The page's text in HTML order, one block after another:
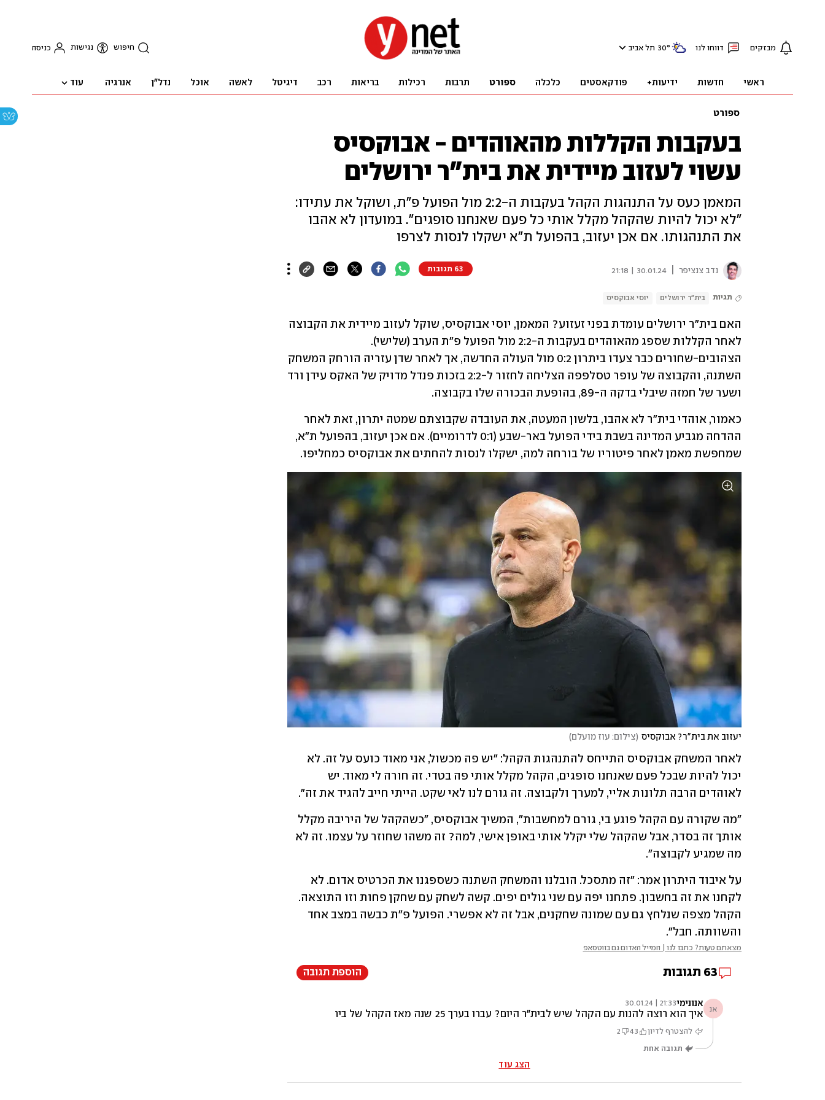
מבזקים דווחו לנו 30° תל אביב חיפוש נגישות כניסה
ראשי חדשות ידיעות+ פודקאסטים כלכלה ספורט תרבות רכילות בריאות רכב דיגיטל לאשה אוכל נדל"ן אנרגיה עוד
ספורט
בעקבות הקללות מהאוהדים - אבוקסיס
עשוי לעזוב מיידית את בית"ר ירושלים
המאמן כעס על התנהגות הקהל בעקבות ה-2:2 מול הפועל פ"ת, ושוקל את עתידו:
"לא יכול להיות שהקהל מקלל אותי כל פעם שאנחנו סופגים". במועדון לא אהבו
את התנהגותו. אם אכן יעזוב, בהפועל ת"א ישקלו לנסות לצרפו
נדב צנציפר 30.01.24 | 21:18 63 תגובות
תגיות בית"ר ירושלים יוסי אבוקסיס
ושער של חמזה שיבלי בדקה ה-89, בהופעת הבכורה שלו בקבוצה.
שמחפשת מאמן לאחר פיטוריו של בורחה למה, ישקלו לנסות להחתים את אבוקסיס כמחליפו.
יעזוב את בית"ר? אבוקסיס (צילום: עוז מועלם )
לאוהדים הרבה תלונות אליי, למערך ולקבוצה. זה גורם לנו לאי שקט. הייתי חייב להגיד את זה".
מה שמגיע לקבוצה".
והשוותה. חבל".
מצאתם טעות? כתבו לנו | המייל האדום גם בווטסאפ
63 תגובות הוספת תגובה
אנ אנונימי21:33 | 30.01.24
איך הוא רוצה להנות עם הקהל שיש לבית"ר היום? עברו בערך 25 שנה מאז הקהל של בית"ר היה כייפי, היום הסיפור שונה, אפשר לסגור את המועדון לדעתי. ואני אחד שכל הילדות כל מה שהיה לי בראש זה בית"ר ירושלים, לא הייתי מפסיד משחק
להצטרף לדיון 43
2
תגובה אחת
הצג עוד